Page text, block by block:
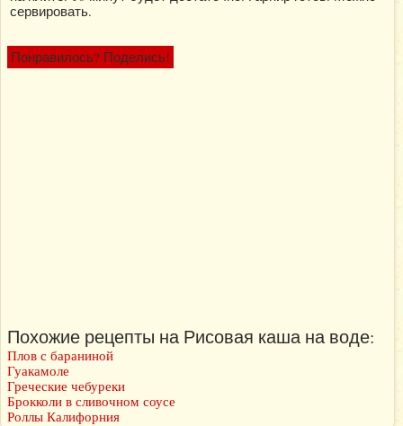
сервировать.
Понравилось? Поделись!
Похожие рецепты на Рисовая каша на воде:
Плов с бараниной
Гуакамоле
Греческие чебуреки
Брокколи в сливочном соусе
Роллы Калифорния